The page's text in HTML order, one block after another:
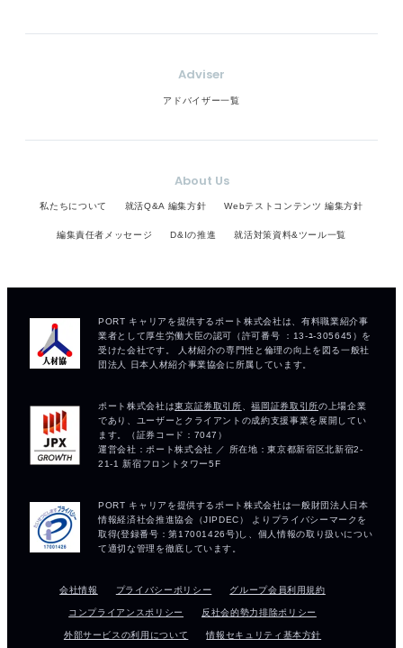
Adviser
アドバイザー一覧
About Us
私たちについて 就活Q&A 編集方針 Webテストコンテンツ 編集方針
編集責任者メッセージ D&Iの推進 就活対策資料&ツール一覧
会社情報 プライバシーポリシー グループ会員利用規約
コンプライアンスポリシー 反社会的勢力排除ポリシー
外部サービスの利用について 情報セキュリティ基本方針